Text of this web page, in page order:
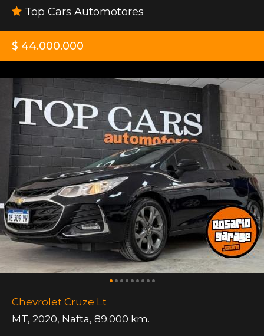
Top Cars Automotores
$ 44.000.000
Chevrolet Cruze Lt
MT, 2020, Nafta, 89.000 km.